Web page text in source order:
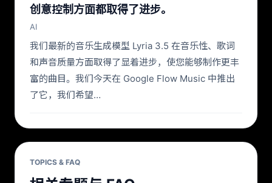
创意控制方面都取得了进步。
AI
我们最新的音乐生成模型 Lyria 3.5 在音乐性、歌词
和声音质量方面取得了显着进步，使您能够制作更丰
富的曲目。我们今天在 Google Flow Music 中推出
了它，我们希望…
TOPICS & FAQ